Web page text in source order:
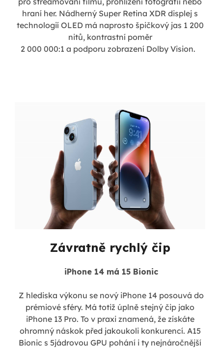
hraní her. Nádherný Super Retina XDR displej s
technologií OLED má naprosto špičkový jas 1 200
nitů, kontrastní poměr
2 000 000:1 a podporu zobrazení Dolby Vision.
Závratně rychlý čip
iPhone 14 má 15 Bionic
Z hlediska výkonu se nový iPhone 14 posouvá do
prémiové sféry. Má totiž úplně stejný čip jako
iPhone 13 Pro. To v praxi znamená, že získáte
ohromný náskok před jakoukoli konkurencí. A15
Bionic s 5jádrovou GPU pohání i ty nejnáročnější